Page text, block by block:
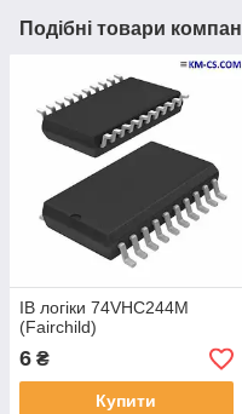
Подібні товари
ІВ логіки 74VHC244M
(Fairchild)
6 ₴
Купити